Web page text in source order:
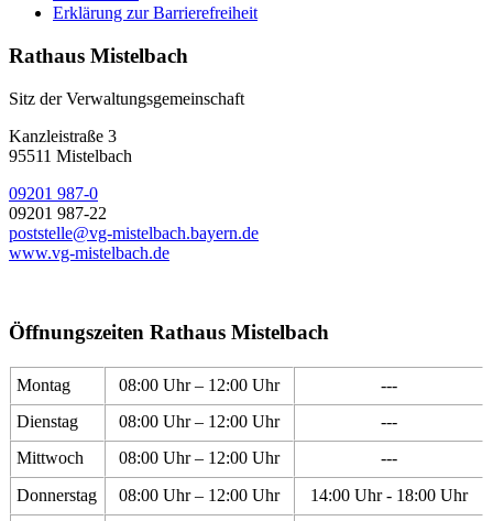
Erklärung zur Barrierefreiheit
Rathaus Mistelbach
Sitz der Verwaltungsgemeinschaft
Kanzleistraße 3
95511 Mistelbach
09201 987-0
09201 987-22
poststelle@vg-mistelbach.bayern.de
www.vg-mistelbach.de
Öffnungszeiten Rathaus Mistelbach
Montag 08:00 Uhr – 12:00 Uhr
---
Dienstag
08:00 Uhr – 12:00 Uhr
---
Mittwoch
08:00 Uhr – 12:00 Uhr
---
Donnerstag
08:00 Uhr – 12:00 Uhr
14:00 Uhr - 18:00 Uhr